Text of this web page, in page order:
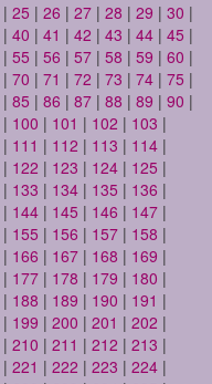
| 25 | 26 | 27 | 28 | 29 | 30 |
| 40 | 41 | 42 | 43 | 44 | 45 |
| 55 | 56 | 57 | 58 | 59 | 60 |
| 70 | 71 | 72 | 73 | 74 | 75 |
| 85 | 86 | 87 | 88 | 89 | 90 |
| 100 | 101 | 102 | 103 |
| 111 | 112 | 113 | 114 |
| 122 | 123 | 124 | 125 |
| 133 | 134 | 135 | 136 |
| 144 | 145 | 146 | 147 |
| 155 | 156 | 157 | 158 |
| 166 | 167 | 168 | 169 |
| 177 | 178 | 179 | 180 |
| 188 | 189 | 190 | 191 |
| 199 | 200 | 201 | 202 |
| 210 | 211 | 212 | 213 |
| 221 | 222 | 223 | 224 |